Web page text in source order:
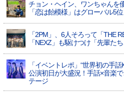
チョン・ヘイン、ワンちゃん
「恋は飴模様」はグローバル5位
「2PM」、6人そろって「THE
「NEXZ」も駆けつけ「先輩た
「イベントレポ」“世界初の手
公演初日が大盛況！手話×音楽
テージ